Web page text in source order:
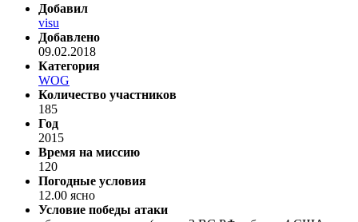
Добавил
visu
Добавлено
09.02.2018
Категория
WOG
Количество участников
185
Год
2015
Время на миссию
120
Погодные условия
12.00 ясно
Условие победы атаки